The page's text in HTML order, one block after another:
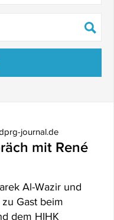
journal.de
mit René
Al-Wazir und
Gast beim
dem HIHK